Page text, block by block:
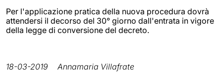
Per l'applicazione pratica della nuova procedura dovrà
attendersi il decorso del 30° giorno dall'entrata in vigore
della legge di conversione del decreto.
18-03-2019 Annamaria Villafrate